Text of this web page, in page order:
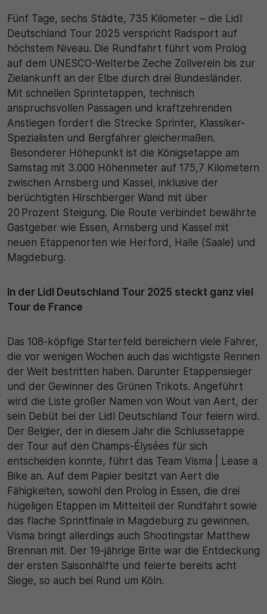
Fünf Tage, sechs Städte, 735 Kilometer – die Lidl
Deutschland Tour 2025 verspricht Radsport auf
höchstem Niveau. Die Rundfahrt führt vom Prolog
auf dem UNESCO-Welterbe Zeche Zollverein bis zur
Zielankunft an der Elbe durch drei Bundesländer.
Mit schnellen Sprintetappen, technisch
anspruchsvollen Passagen und kraftzehrenden
Anstiegen fordert die Strecke Sprinter, Klassiker-
Spezialisten und Bergfahrer gleichermaßen.
Besonderer Höhepunkt ist die Königsetappe am
Samstag mit 3.000 Höhenmeter auf 175,7 Kilometern
zwischen Arnsberg und Kassel, inklusive der
berüchtigten Hirschberger Wand mit über
20 Prozent Steigung. Die Route verbindet bewährte
Gastgeber wie Essen, Arnsberg und Kassel mit
neuen Etappenorten wie Herford, Halle (Saale) und
Magdeburg.
In der Lidl Deutschland Tour 2025 steckt ganz viel
Tour de France
Das 108-köpfige Starterfeld bereichern viele Fahrer,
die vor wenigen Wochen auch das wichtigste Rennen
der Welt bestritten haben. Darunter Etappensieger
und der Gewinner des Grünen Trikots. Angeführt
wird die Liste großer Namen von Wout van Aert, der
sein Debüt bei der Lidl Deutschland Tour feiern wird.
Der Belgier, der in diesem Jahr die Schlussetappe
der Tour auf den Champs-Élysées für sich
entscheiden konnte, führt das Team Visma | Lease a
Bike an. Auf dem Papier besitzt van Aert die
Fähigkeiten, sowohl den Prolog in Essen, die drei
hügeligen Etappen im Mittelteil der Rundfahrt sowie
das flache Sprintfinale in Magdeburg zu gewinnen.
Visma bringt allerdings auch Shootingstar Matthew
Brennan mit. Der 19-jährige Brite war die Entdeckung
der ersten Saisonhälfte und feierte bereits acht
Siege, so auch bei Rund um Köln.